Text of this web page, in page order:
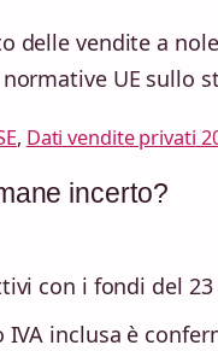
delle vendite a
UE sullo
, Dati vendite privati
incerto?
con i fondi del
IVA inclusa è